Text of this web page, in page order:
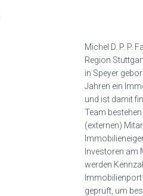
Michel D. P. P.
Region
in Speyer
Jahren ein
und ist damit
Team
(externen)
Investoren am
werden
geprüft, um